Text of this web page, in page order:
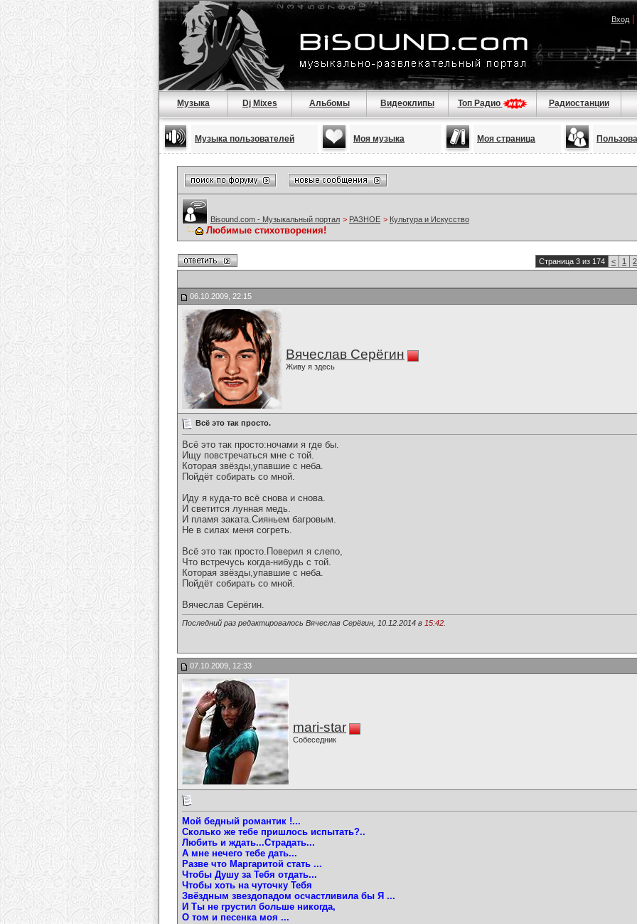
Вход|
Музыка Dj Mixes Альбомы Видеоклипы Топ Радио Радиостанции
Музыка пользователей Моя музыка Моя страница
Bisound.com - Музыкальный портал > РАЗНОЕ > Культура и Искусство
Любимые стихотворения!
Страница 3 из 174 < 1 2
06.10.2009, 22:15
Вячеслав Серёгин
Живу я здесь
Всё это так просто.
Всё это так просто:ночами я где бы.
Ищу повстречаться мне с той.
Которая звёзды,упавшие с неба.
Пойдёт собирать со мной.
Иду я куда-то всё снова и снова.
И светится лунная медь.
И пламя заката.Сияньем багровым.
Не в силах меня согреть.
Всё это так просто.Поверил я слепо,
Что встречусь когда-нибудь с той.
Которая звёзды,упавшие с неба.
Пойдёт собирать со мной.
Вячеслав Серёгин.
Последний раз редактировалось Вячеслав Серёгин, 10.12.2014 в 15:42
07.10.2009, 12:33
mari-star
Собеседник
Мой бедный романтик !...
Сколько же тебе пришлось испытать?..
Любить и ждать...Страдать...
А мне нечего тебе дать...
Разве что Маргаритой стать ...
Чтобы Душу за Тебя отдать...
Чтобы хоть на чуточку Тебя
Звёздным звездопадом осчастливила бы Я ...
И Ты не грустил больше никогда,
О том и песенка моя ...